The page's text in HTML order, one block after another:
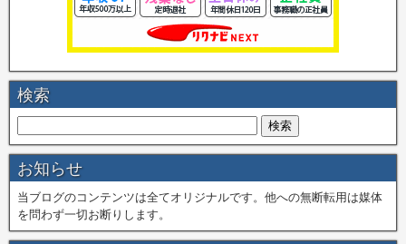
検索
お知らせ
当ブログのコンテンツは全てオリジナルです。他への無断転用は媒体
を問わず一切お断りします。